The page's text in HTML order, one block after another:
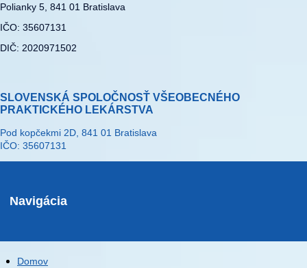
Polianky 5, 841 01 Bratislava
IČO: 35607131
DIČ: 2020971502
SLOVENSKÁ SPOLOČNOSŤ VŠEOBECNÉHO
PRAKTICKÉHO LEKÁRSTVA
Pod kopčekmi 2D, 841 01 Bratislava
IČO: 35607131
Navigácia
Domov